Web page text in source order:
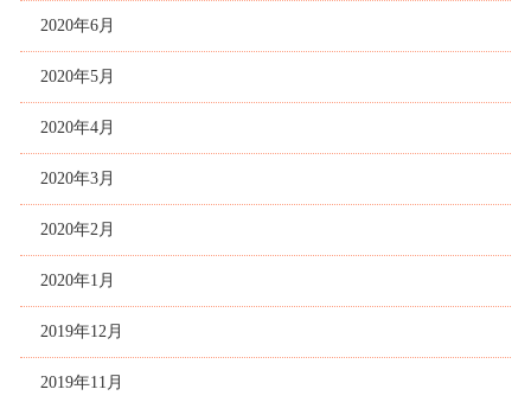
2020年6月
2020年5月
2020年4月
2020年3月
2020年2月
2020年1月
2019年12月
2019年11月